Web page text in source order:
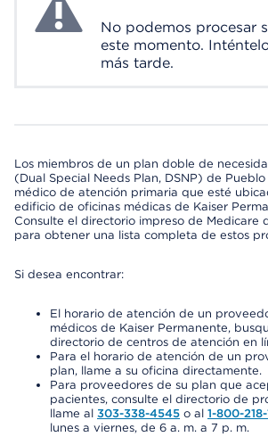
No podemos procesar
este momento.
más tarde.
Los miembros de un plan doble de
(Dual Special Needs Plan, DSNP) de
médico de atención primaria que esté
edificio de oficinas médicas de Kaiser
Consulte el directorio impreso de Medicare
para obtener una lista completa de estos
Si desea encontrar:
El horario de atención de un
médicos de Kaiser Permanente,
directorio de centros de atención en
Para el horario de atención de un
plan, llame a su oficina directamente.
Para proveedores de su plan que
pacientes, consulte el directorio de
llame al 303-338-4545 o al 1-800-
lunes a viernes, de 6 a. m. a 7 p. m.